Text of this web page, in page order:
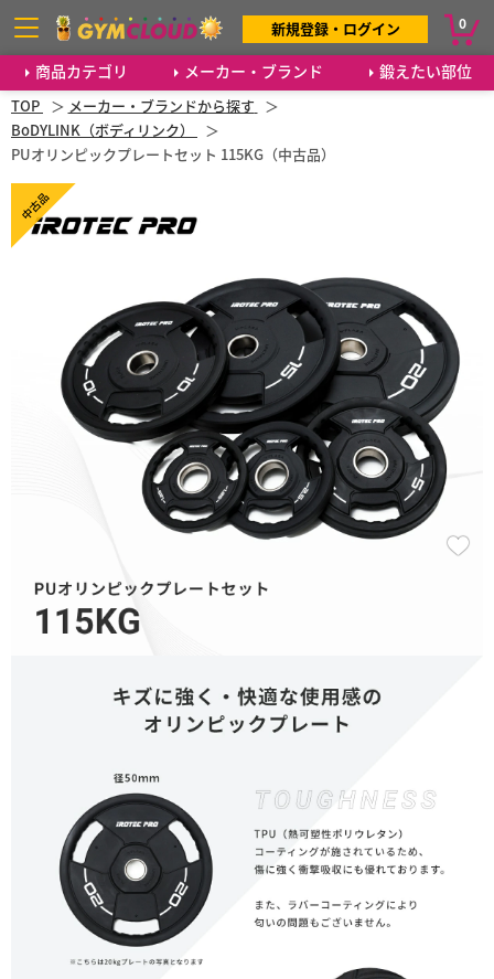
商品カテゴリ メーカー・ブランド 鍛えたい部位
新規登録・ログイン 0
TOP
メーカー・ブランドから探す
BoDYLINK（ボディリンク）
PUオリンピックプレートセット 115KG（中古品）
中古品